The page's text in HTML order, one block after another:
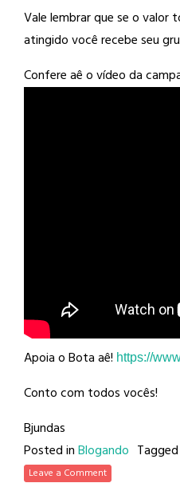
Vale lembrar que se o valor
atingido você recebe seu
Confere aê o vídeo da
Apoia o Bota aê! https://
Conto com todos vocês!
Bjundas
Posted inBlogando Tagged
Leave a Comment